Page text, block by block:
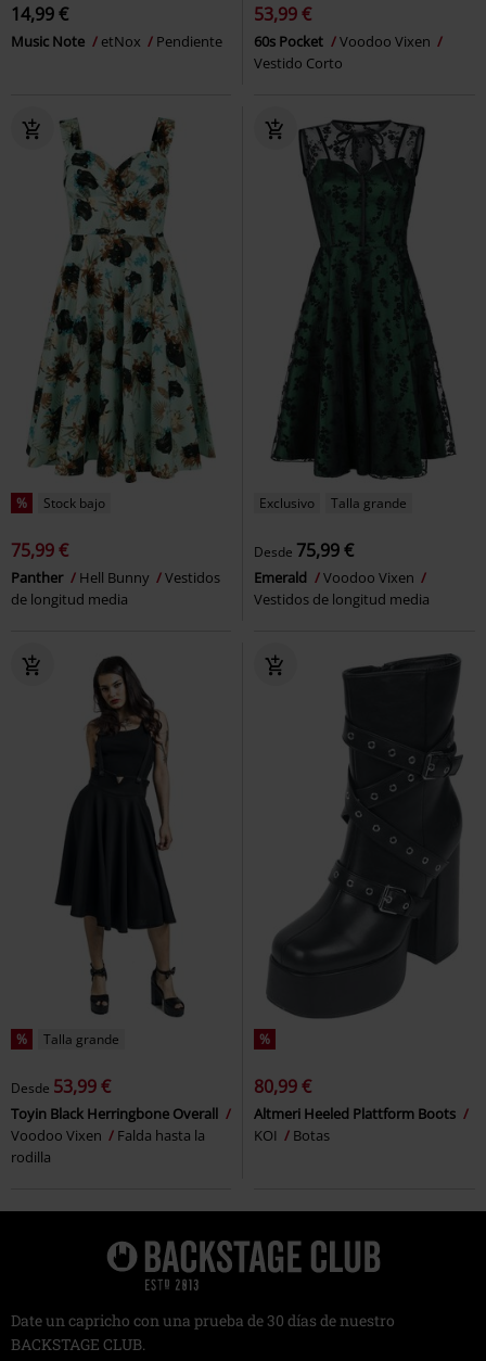
14,99 €
Music Note etNox Pendiente
53,99 €
60s Pocket
Voodoo Vixen
Vestido Corto
% Stock bajo
75,99 €
Panther Hell Bunny
Vestidos
de longitud media
Exclusivo Talla grande
Desde 75,99 €
Emerald
Voodoo Vixen
Vestidos de longitud media
% Talla grande
Desde 53,99 €
Toyin Black Herringbone Overall
Voodoo Vixen
Falda hasta la
rodilla
%
80,99 €
Altmeri Heeled Plattform Boots
KOI
Botas
Date un capricho con una prueba de 30 días de nuestro
BACKSTAGE CLUB.